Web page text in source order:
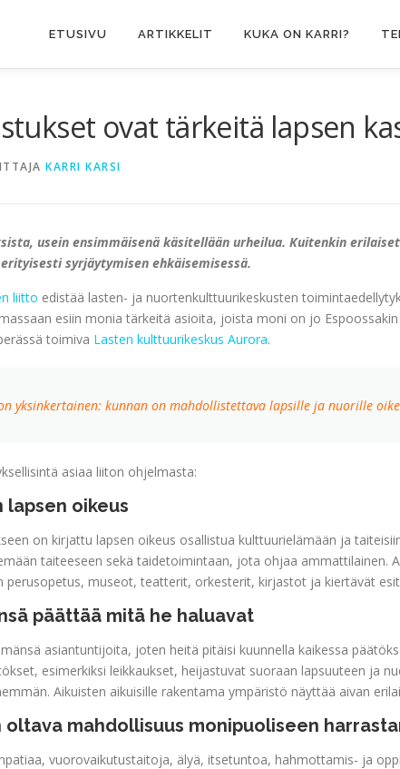
ETUSIVU ARTIKKELIT KUKA ON KARRI?
ovat tärkeitä lapsen
KARRI KARSI
usein ensimmäisenä käsitellään urheilua. Kuitenkin
syrjäytymisen ehkäisemisessä.
liitto edistää lasten- ja nuortenkulttuurikeskusten
esiin monia tärkeitä asioita, joista moni on jo
toimiva Lasten kulttuurikeskus Aurora.
yksinkertainen: kunnan on mahdollistettava lapsille ja nuorille
asiaa liiton ohjelmasta:
oikeus
on kirjattu lapsen oikeus osallistua kulttuurielämään ja
taiteeseen sekä taidetoimintaan, jota ohjaa ammattilainen.
perusopetus, museot, teatterit, orkesterit, kirjastot ja kiertävät
päättää mitä he haluavat
asiantuntijoita, joten heitä pitäisi kuunnella kaikessa
esimerkiksi leikkaukset, heijastuvat suoraan lapsuuteen ja
Aikuisten aikuisille rakentama ympäristö näyttää aivan
mahdollisuus monipuoliseen
vuorovaikutustaitoja, älyä, itsetuntoa, hahmottamis- ja